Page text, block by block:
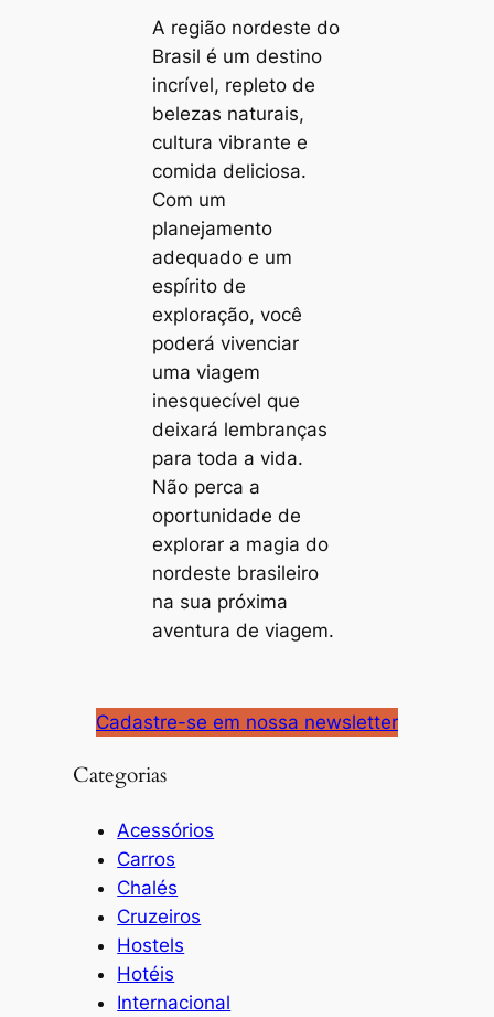
A região nordeste do
Brasil é um destino
incrível, repleto de
belezas naturais,
cultura vibrante e
comida deliciosa.
Com um
planejamento
adequado e um
espírito de
exploração, você
poderá vivenciar
uma viagem
inesquecível que
deixará lembranças
para toda a vida.
Não perca a
oportunidade de
explorar a magia do
nordeste brasileiro
na sua próxima
aventura de viagem.
Cadastre-se em nossa newsletter
Categorias
Acessórios
Carros
Chalés
Cruzeiros
Hostels
Hotéis
Internacional